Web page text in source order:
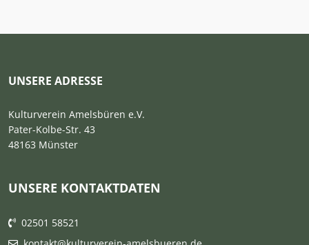
UNSERE ADRESSE
Kulturverein Amelsbüren e.V.
Pater-Kolbe-Str. 43
48163 Münster
UNSERE KONTAKTDATEN
02501 58521